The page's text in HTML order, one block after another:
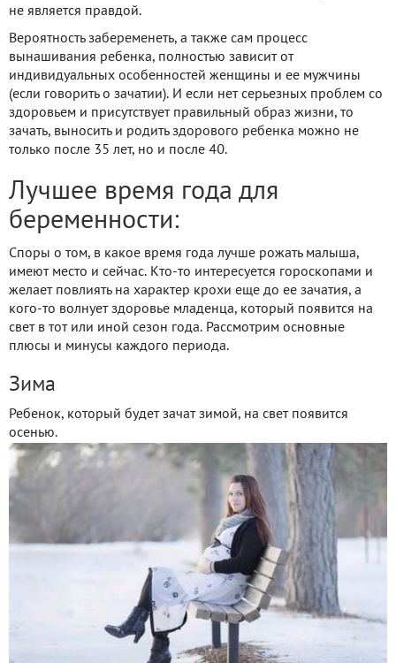
не является правдой.
Вероятность забеременеть, а также сам процесс
вынашивания ребенка, полностью зависит от
индивидуальных особенностей женщины и ее мужчины
(если говорить о зачатии). И если нет серьезных проблем со
здоровьем и присутствует правильный образ жизни, то
зачать, выносить и родить здорового ребенка можно не
только после 35 лет, но и после 40.
Лучшее время года для
беременности:
Споры о том, в какое время года лучше рожать малыша,
имеют место и сейчас. Кто-то интересуется гороскопами и
желает повлиять на характер крохи еще до ее зачатия, а
кого-то волнует здоровье младенца, который появится на
свет в тот или иной сезон года. Рассмотрим основные
плюсы и минусы каждого периода.
Зима
Ребенок, который будет зачат зимой, на свет появится
осенью.